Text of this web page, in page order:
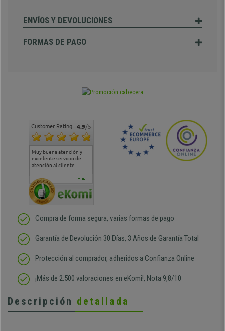
ENVÍOS Y DEVOLUCIONES
FORMAS DE PAGO
Customer Rating 4.9/5
Muy buena atención y
excelente servicio de
atención al cliente
Muy buena atención de
cara al asesoramiento
Si estoy contento
MORE...
Compra de forma segura, varias formas de pago
Garantía de Devolución 30 Días, 3 Años de Garantía Total
Protección al comprador, adheridos a Confianza Online
¡Más de 2.500 valoraciones en eKomi!, Nota 9,8/10
Descripción detallada